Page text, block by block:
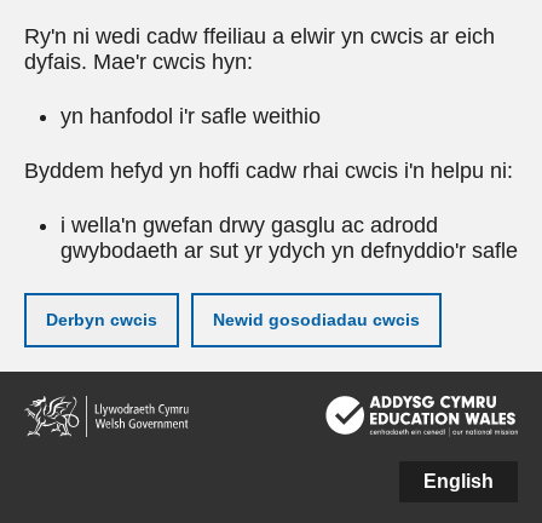
Ry'n ni wedi cadw ffeiliau a elwir yn cwcis ar eich
dyfais. Mae'r cwcis hyn:
yn hanfodol i'r safle weithio
Byddem hefyd yn hoffi cadw rhai cwcis i'n helpu ni:
i wella'n gwefan drwy gasglu ac adrodd
gwybodaeth ar sut yr ydych yn defnyddio'r safle
Derbyn cwcis Newid gosodiadau cwcis
Neidio
i'r
prif
English